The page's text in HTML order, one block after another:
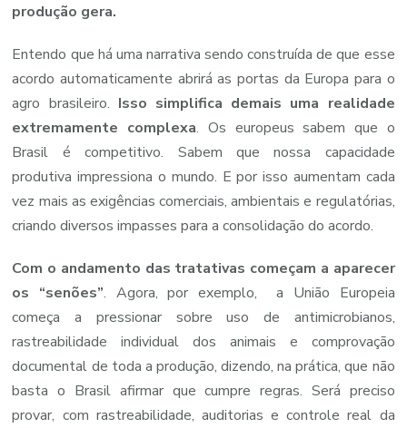
produção gera.
Entendo que há uma narrativa sendo construída de que esse
acordo automaticamente abrirá as portas da Europa para o
agro brasileiro. Isso simplifica demais uma realidade
extremamente complexa. Os europeus sabem que o
Brasil é competitivo. Sabem que nossa capacidade
produtiva impressiona o mundo. E por isso aumentam cada
vez mais as exigências comerciais, ambientais e regulatórias,
criando diversos impasses para a consolidação do acordo.
Com o andamento das tratativas começam a aparecer
os “senões”. Agora, por exemplo, a União Europeia
começa a pressionar sobre uso de antimicrobianos,
rastreabilidade individual dos animais e comprovação
documental de toda a produção, dizendo, na prática, que não
basta o Brasil afirmar que cumpre regras. Será preciso
provar, com rastreabilidade, auditorias e controle real da